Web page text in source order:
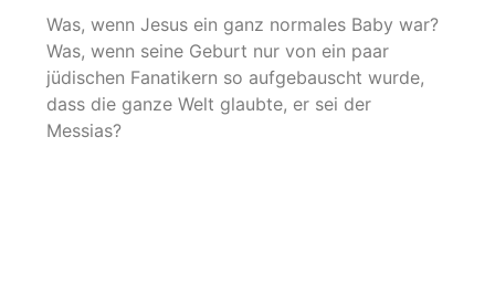
Was, wenn Jesus ein ganz normales Baby war?
Was, wenn seine Geburt nur von ein paar
jüdischen Fanatikern so aufgebauscht wurde,
dass die ganze Welt glaubte, er sei der
Messias?